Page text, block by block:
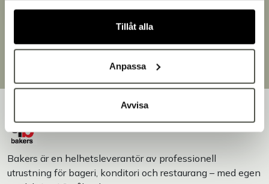
Tillåt alla
Anpassa
Avvisa
Leverans inom 3-5 arbetsdagar.
Egen produktion
Designat och tillverkat i Småland
Bakers är en helhetsleverantör av professionell
utrustning för bageri, konditori och restaurang – med egen